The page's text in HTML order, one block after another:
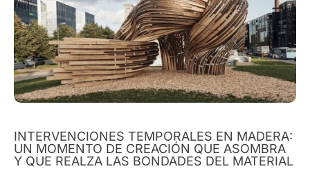
INTERVENCIONES TEMPORALES EN MADERA:
UN MOMENTO DE CREACIÓN QUE ASOMBRA
Y QUE REALZA LAS BONDADES DEL MATERIAL